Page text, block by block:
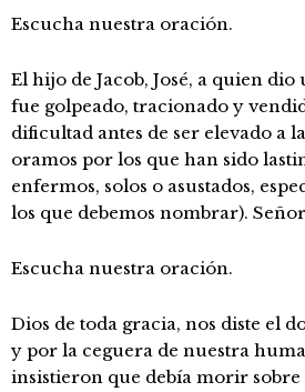
Escucha nuestra oración.
El hijo de Jacob, José, a quien
fue golpeado, tracionado y
dificultad antes de ser elevado a
oramos por los que han sido
enfermos, solos o asustados,
los que debemos nombrar).
Escucha nuestra oración.
Dios de toda gracia, nos diste el
y por la ceguera de nuestra
insistieron que debía morir